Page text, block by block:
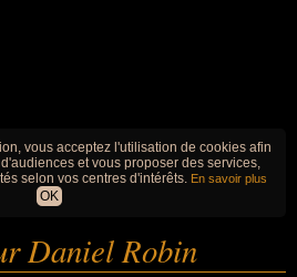
vous acceptez l'utilisation de cookies afin
et vous proposer des services,
selon vos centres d'intérêts. En savoir plus
OK
Daniel Robin